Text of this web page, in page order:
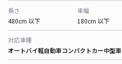
長さ
480cm 以下
車幅
180cm 以下
対応車種
オートバイ軽自動車コンパクトカー中型車